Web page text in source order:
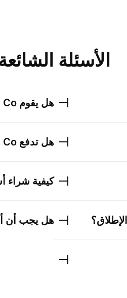
الأسئلة
هل يقوم
هل تدفع
كيفية شراء
هل يجب أن